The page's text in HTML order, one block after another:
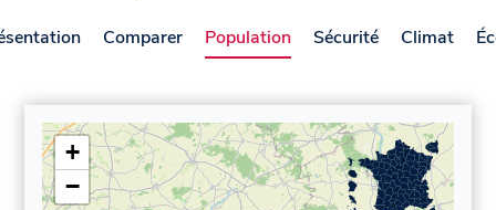
Comparer Population Sécurité Climat
+
−